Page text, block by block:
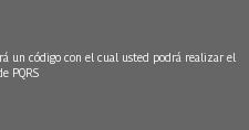
un código con el cual usted podrá realizar el
PQRS